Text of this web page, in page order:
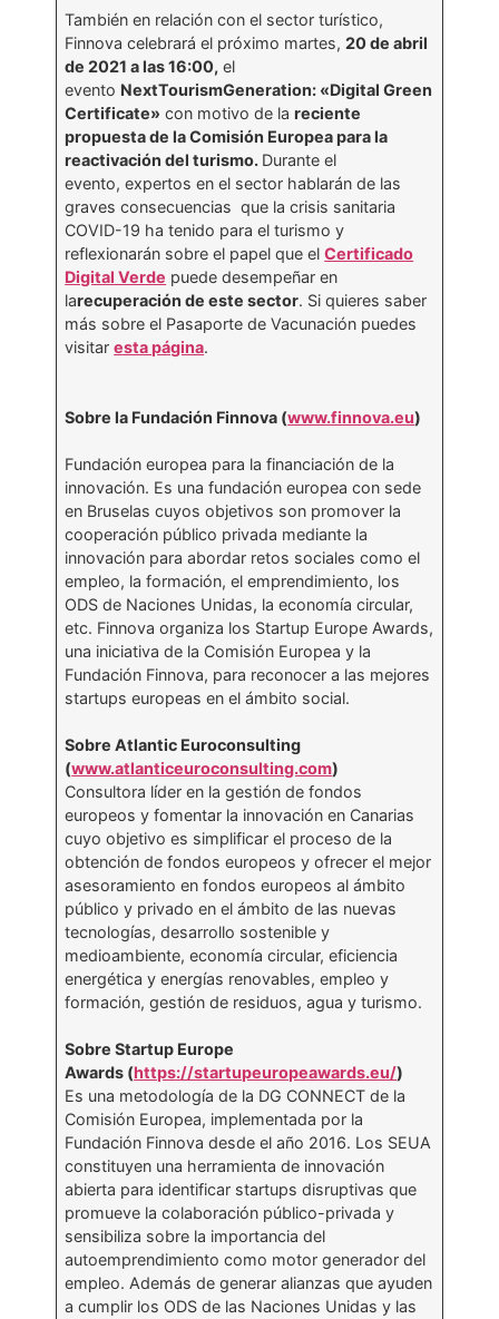
También en relación con el sector turístico,
Finnova celebrará el próximo martes,20 de abril
de 2021 a las 16:00, el
evento NextTourismGeneration: «Digital Green
Certificate» con motivo de lareciente
propuesta de la Comisión Europea para la
reactivación del turismo. Durante el
evento, expertos en el sector hablarán de las
graves consecuencias que la crisis sanitaria
COVID-19 ha tenido para el turismo y
reflexionarán sobre el papel que elCertificado
Digital Verde puede desempeñar en
larecuperación de este sector. Si quieres saber
más sobre el Pasaporte de Vacunación puedes
visitaresta página.
Sobre la Fundación Finnova (www.finnova.eu)
Fundación europea para la financiación de la
innovación. Es una fundación europea con sede
en Bruselas cuyos objetivos son promover la
cooperación público privada mediante la
innovación para abordar retos sociales como el
empleo, la formación, el emprendimiento, los
ODS de Naciones Unidas, la economía circular,
etc. Finnova organiza los Startup Europe Awards,
una iniciativa de la Comisión Europea y la
Fundación Finnova, para reconocer a las mejores
startups europeas en el ámbito social.
Sobre Atlantic Euroconsulting
(www.atlanticeuroconsulting.com)
Consultora líder en la gestión de fondos
europeos y fomentar la innovación en Canarias
cuyo objetivo es simplificar el proceso de la
obtención de fondos europeos y ofrecer el mejor
asesoramiento en fondos europeos al ámbito
público y privado en el ámbito de las nuevas
tecnologías, desarrollo sostenible y
medioambiente, economía circular, eficiencia
energética y energías renovables, empleo y
formación, gestión de residuos, agua y turismo.
Sobre Startup Europe
Awards (https://startupeuropeawards.eu/)
Es una metodología de la DG CONNECT de la
Comisión Europea, implementada por la
Fundación Finnova desde el año 2016. Los SEUA
constituyen una herramienta de innovación
abierta para identificar startups disruptivas que
promueve la colaboración público-privada y
sensibiliza sobre la importancia del
autoemprendimiento como motor generador del
empleo. Además de generar alianzas que ayuden
a cumplir los ODS de las Naciones Unidas y las